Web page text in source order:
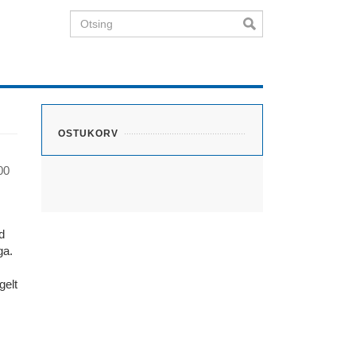
Otsing
OSTUKORV